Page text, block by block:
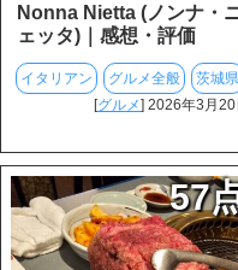
Nonna Nietta (ノンナ・
ェッタ)｜感想・評価
イタリアン グルメ全般
茨城県
[グルメ] 2026年3月20
57